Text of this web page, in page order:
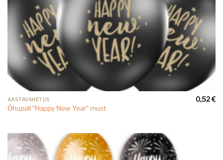
AASTAVAHETUS
Õhupall “Happy New Year” must
0,52€